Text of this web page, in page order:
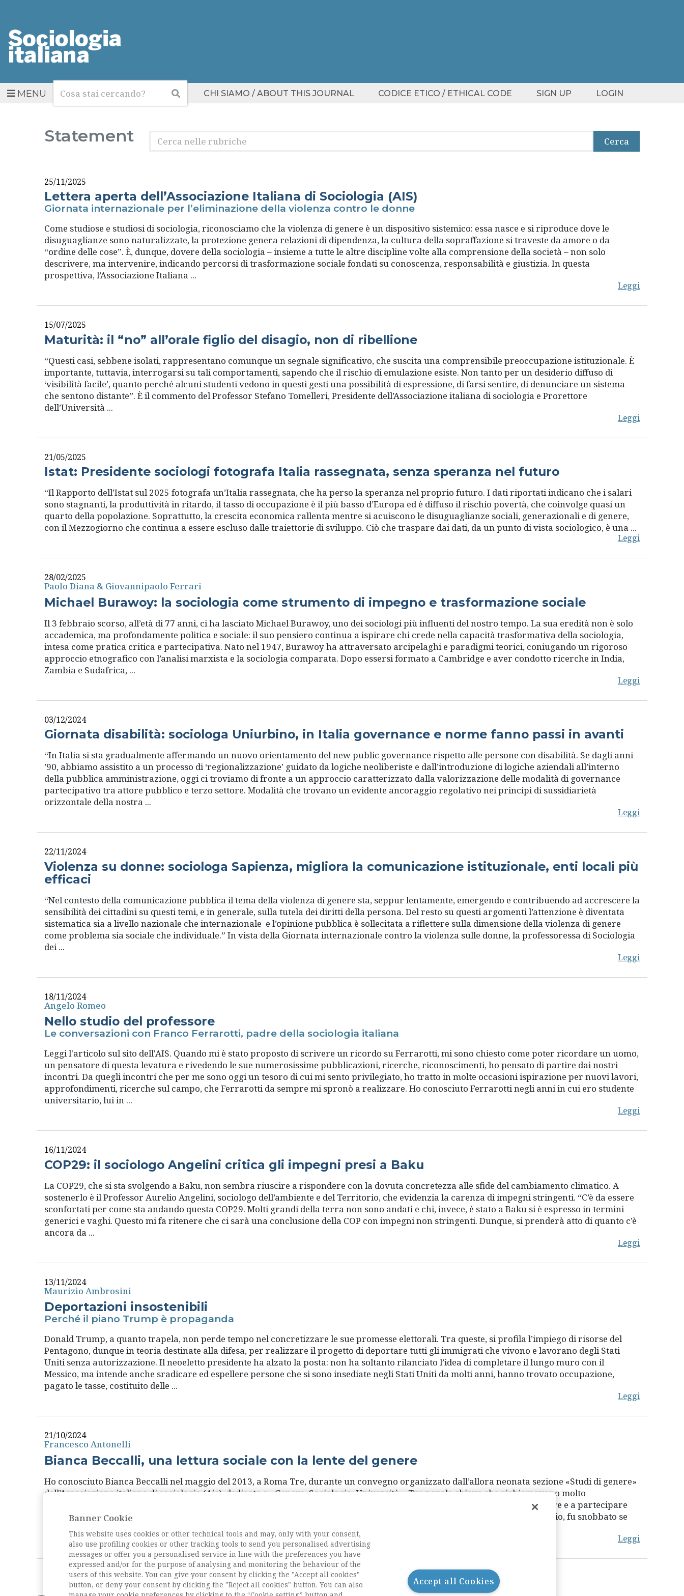
MENUCerca Cerca CHI SIAMO / ABOUT THIS JOURNAL CODICE ETICO / ETHICAL CODE SIGN UP LOGIN
Statement
Cerca
Cerca
25/11/2025
Lettera aperta dell’Associazione Italiana di Sociologia (AIS)
Giornata internazionale per l’eliminazione della violenza contro le donne
Come studiose e studiosi di sociologia, riconosciamo che la violenza di genere è un dispositivo sistemico: essa nasce e si riproduce dove le
disuguaglianze sono naturalizzate, la protezione genera relazioni di dipendenza, la cultura della sopraffazione si traveste da amore o da
“ordine delle cose”. È, dunque, dovere della sociologia – insieme a tutte le altre discipline volte alla comprensione della società – non solo
descrivere, ma intervenire, indicando percorsi di trasformazione sociale fondati su conoscenza, responsabilità e giustizia. In questa
prospettiva, l’Associazione Italiana ...
Leggi
15/07/2025
Maturità: il “no” all’orale figlio del disagio, non di ribellione
“Questi casi, sebbene isolati, rappresentano comunque un segnale significativo, che suscita una comprensibile preoccupazione istituzionale. È
importante, tuttavia, interrogarsi su tali comportamenti, sapendo che il rischio di emulazione esiste. Non tanto per un desiderio diffuso di
‘visibilità facile’, quanto perché alcuni studenti vedono in questi gesti una possibilità di espressione, di farsi sentire, di denunciare un sistema
che sentono distante”. È il commento del Professor Stefano Tomelleri, Presidente dell’Associazione italiana di sociologia e Prorettore
dell’Università ...
Leggi
21/05/2025
Istat: Presidente sociologi fotografa Italia rassegnata, senza speranza nel futuro
“Il Rapporto dell’Istat sul 2025 fotografa un’Italia rassegnata, che ha perso la speranza nel proprio futuro. I dati riportati indicano che i salari
sono stagnanti, la produttività in ritardo, il tasso di occupazione è il più basso d’Europa ed è diffuso il rischio povertà, che coinvolge quasi un
quarto della popolazione. Soprattutto, la crescita economica rallenta mentre si acuiscono le disuguaglianze sociali, generazionali e di genere,
con il Mezzogiorno che continua a essere escluso dalle traiettorie di sviluppo. Ciò che traspare dai dati, da un punto di vista sociologico, è una ...
Leggi
28/02/2025
Paolo Diana & Giovannipaolo Ferrari
Michael Burawoy: la sociologia come strumento di impegno e trasformazione sociale
Il 3 febbraio scorso, all’età di 77 anni, ci ha lasciato Michael Burawoy, uno dei sociologi più influenti del nostro tempo. La sua eredità non è solo
accademica, ma profondamente politica e sociale: il suo pensiero continua a ispirare chi crede nella capacità trasformativa della sociologia,
intesa come pratica critica e partecipativa. Nato nel 1947, Burawoy ha attraversato arcipelaghi e paradigmi teorici, coniugando un rigoroso
approccio etnografico con l’analisi marxista e la sociologia comparata. Dopo essersi formato a Cambridge e aver condotto ricerche in India,
Zambia e Sudafrica, ...
Leggi
03/12/2024
Giornata disabilità: sociologa Uniurbino, in Italia governance e norme fanno passi in avanti
“In Italia si sta gradualmente affermando un nuovo orientamento del new public governance rispetto alle persone con disabilità. Se dagli anni
’90, abbiamo assistito a un processo di ‘regionalizzazione’ guidato da logiche neoliberiste e dall’introduzione di logiche aziendali all’interno
della pubblica amministrazione, oggi ci troviamo di fronte a un approccio caratterizzato dalla valorizzazione delle modalità di governance
partecipativo tra attore pubblico e terzo settore. Modalità che trovano un evidente ancoraggio regolativo nei principi di sussidiarietà
orizzontale della nostra ...
Leggi
22/11/2024
Violenza su donne: sociologa Sapienza, migliora la comunicazione istituzionale, enti locali più
efficaci
“Nel contesto della comunicazione pubblica il tema della violenza di genere sta, seppur lentamente, emergendo e contribuendo ad accrescere la
sensibilità dei cittadini su questi temi, e in generale, sulla tutela dei diritti della persona. Del resto su questi argomenti l’attenzione è diventata
sistematica sia a livello nazionale che internazionale e l’opinione pubblica è sollecitata a riflettere sulla dimensione della violenza di genere
come problema sia sociale che individuale.” In vista della Giornata internazionale contro la violenza sulle donne, la professoressa di Sociologia
dei ...
Leggi
18/11/2024
Angelo Romeo
Nello studio del professore
Le conversazioni con Franco Ferrarotti, padre della sociologia italiana
Leggi l'articolo sul sito dell'AIS. Quando mi è stato proposto di scrivere un ricordo su Ferrarotti, mi sono chiesto come poter ricordare un uomo,
un pensatore di questa levatura e rivedendo le sue numerosissime pubblicazioni, ricerche, riconoscimenti, ho pensato di partire dai nostri
incontri. Da quegli incontri che per me sono oggi un tesoro di cui mi sento privilegiato, ho tratto in molte occasioni ispirazione per nuovi lavori,
approfondimenti, ricerche sul campo, che Ferrarotti da sempre mi spronò a realizzare. Ho conosciuto Ferrarotti negli anni in cui ero studente
universitario, lui in ...
Leggi
16/11/2024
COP29: il sociologo Angelini critica gli impegni presi a Baku
La COP29, che si sta svolgendo a Baku, non sembra riuscire a rispondere con la dovuta concretezza alle sfide del cambiamento climatico. A
sostenerlo è il Professor Aurelio Angelini, sociologo dell’ambiente e del Territorio, che evidenzia la carenza di impegni stringenti. “C’è da essere
sconfortati per come sta andando questa COP29. Molti grandi della terra non sono andati e chi, invece, è stato a Baku si è espresso in termini
generici e vaghi. Questo mi fa ritenere che ci sarà una conclusione della COP con impegni non stringenti. Dunque, si prenderà atto di quanto c’è
ancora da ...
Leggi
13/11/2024
Maurizio Ambrosini
Deportazioni insostenibili
Perché il piano Trump è propaganda
Donald Trump, a quanto trapela, non perde tempo nel concretizzare le sue promesse elettorali. Tra queste, si profila l’impiego di risorse del
Pentagono, dunque in teoria destinate alla difesa, per realizzare il progetto di deportare tutti gli immigrati che vivono e lavorano degli Stati
Uniti senza autorizzazione. Il neoeletto presidente ha alzato la posta: non ha soltanto rilanciato l’idea di completare il lungo muro con il
Messico, ma intende anche sradicare ed espellere persone che si sono insediate negli Stati Uniti da molti anni, hanno trovato occupazione,
pagato le tasse, costituito delle ...
Leggi
21/10/2024
Francesco Antonelli
Bianca Beccalli, una lettura sociale con la lente del genere
Ho conosciuto Bianca Beccalli nel maggio del 2013, a Roma Tre, durante un convegno organizzato dall’allora neonata sezione «Studi di genere»
dell’Associazione italiana di sociologia (Ais), dedicato a «Genere, Sociologia, Università». Tre parole chiave che richiamavano molto
dell’impegno intellettuale e politico della studiosa dell’università di Milano. Impegno che l’aveva anche portata ad appoggiare e a partecipare
alle iniziative e ai dibattiti di questo nuovo gruppo di studiose e studiosi che nasceva nell’Ais e che invece, soprattutto all’inizio, fu snobbato se
non proprio ...
Leggi
Successivo
Banner Cookie
This website uses cookies or other technical tools and may, only with your consent,
also use profiling cookies or other tracking tools to send you personalised advertising
messages or offer you a personalised service in line with the preferences you have
expressed and/or for the purpose of analysing and monitoring the behaviour of the
users of this website. You can give your consent by clicking the "Accept all cookies"
button, or deny your consent by clicking the "Reject all cookies" button. You can also
Accept all Cookies